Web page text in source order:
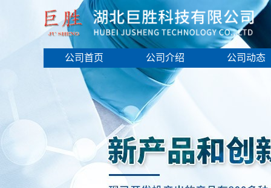
公司首页 公司介绍 公司动态